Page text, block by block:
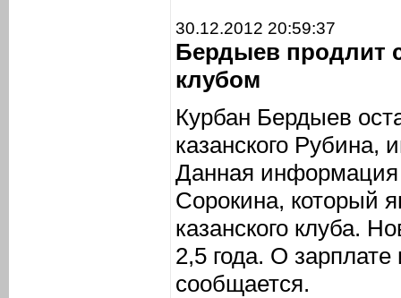
30.12.2012 20:59:37
Бердыев продлит
клубом
Курбан Бердыев
казанского
Данная информация
Сорокина, который
казанского клуба.
2,5 года. О
сообщается.